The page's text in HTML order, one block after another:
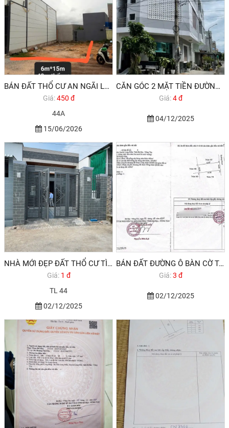
BÁN ĐẤT THỔ CƯ AN NGÃI LONG ĐIỀN BRVT
Giá:450 đ
44A
15/06/2026
CĂN GÓC 2 MẶT TIỀN ĐƯỜNG NHỰA VỈA HÈ PHƯỚC TỈNH - LONG ĐIỀN BRVT
Giá:4 đ
04/12/2025
NHÀ MỚI ĐẸP ĐẤT THỔ CƯ TÌNH LỘ 44 LONG ĐIỀN BRVT GIÁ 1,7 TỶ
Giá: 1 đ
TL 44
02/12/2025
BÁN ĐẤT ĐƯỜNG Ô BÀN CỜ TAM PHƯỚC LONG ĐIỀN BRVT 3,6 TỶ 2025
Giá:3 đ
02/12/2025